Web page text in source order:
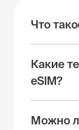
Что
Какие
eSIM?
Можно